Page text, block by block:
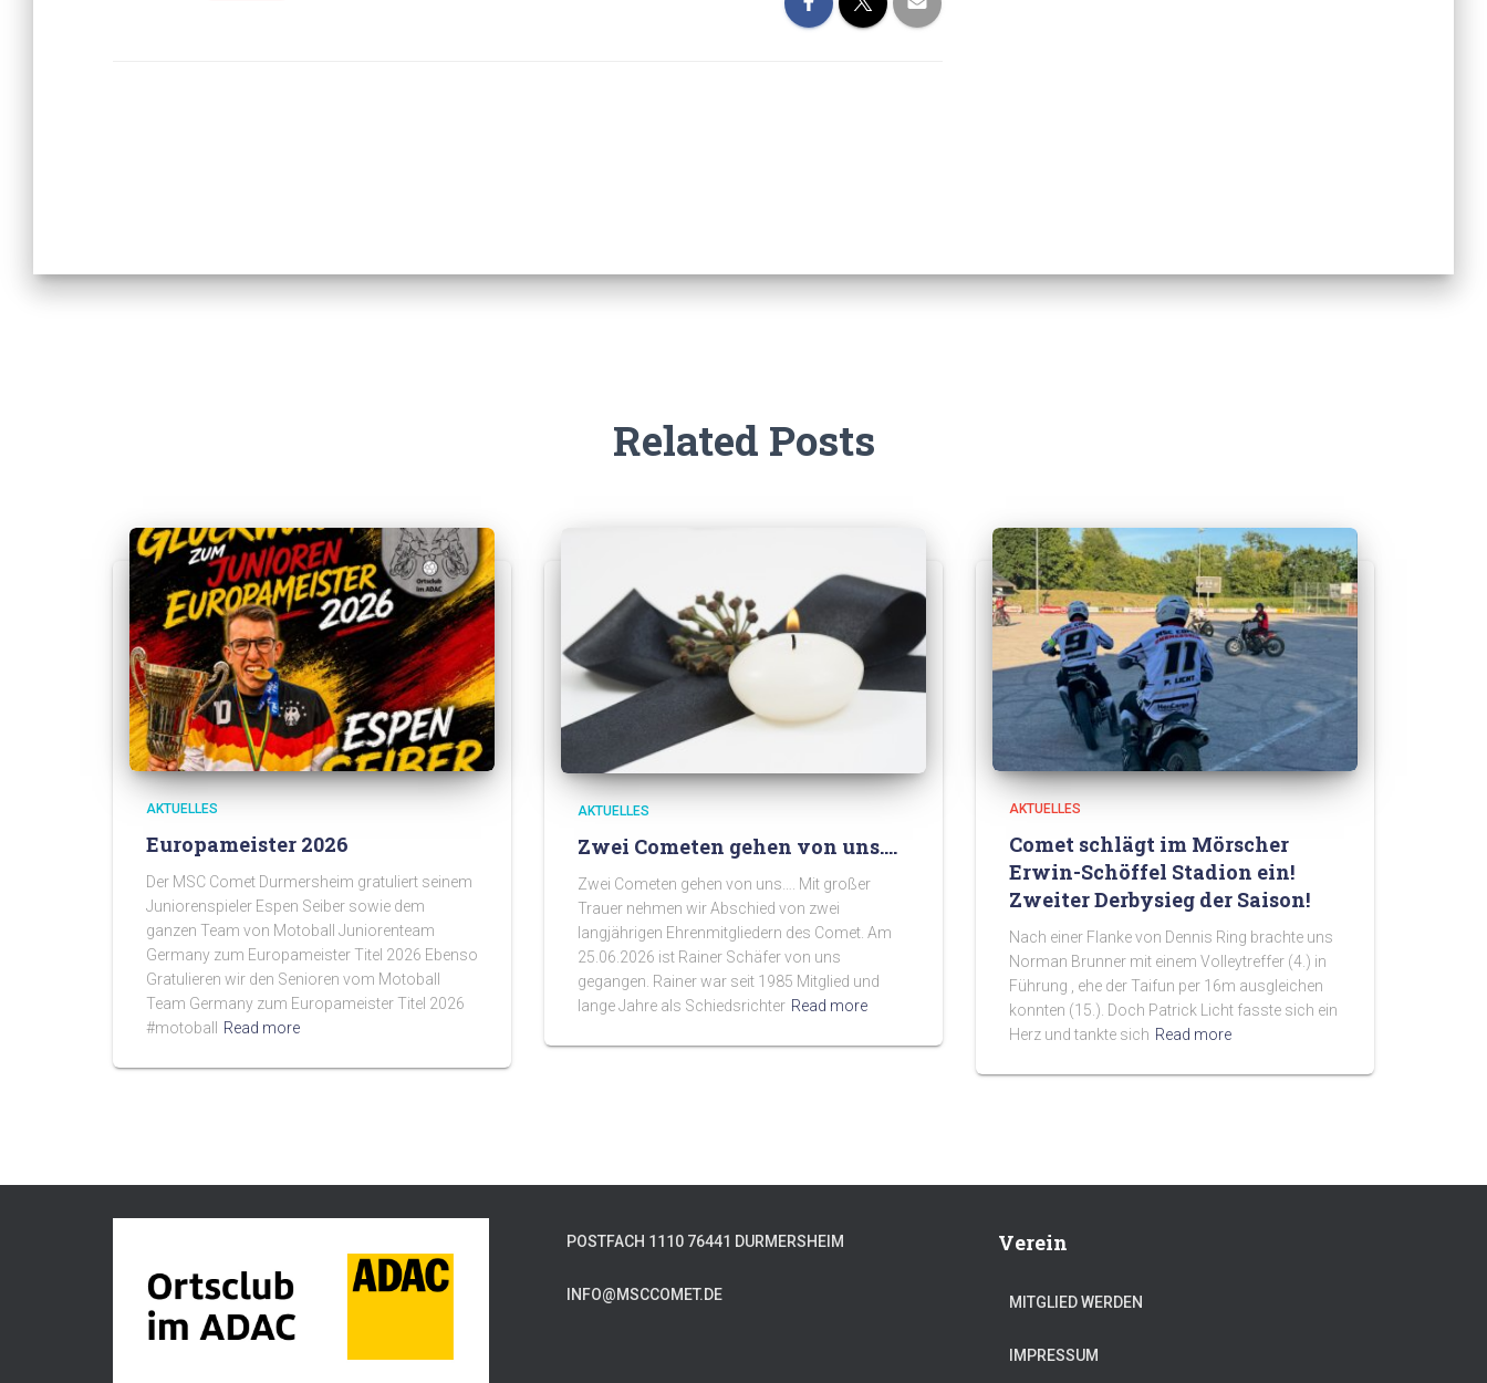
Related Posts
AKTUELLES
Europameister 2026
Der MSC Comet Durmersheim gratuliert seinem
Juniorenspieler Espen Seiber sowie dem
ganzen Team von Motoball Juniorenteam
Germany zum Europameister Titel 2026 Ebenso
Gratulieren wir den Senioren vom Motoball
Team Germany zum Europameister Titel 2026
#motoball
Read more
AKTUELLES
Zwei Cometen gehen von uns….
Zwei Cometen gehen von uns…. Mit großer
Trauer nehmen wir Abschied von zwei
langjährigen Ehrenmitgliedern des Comet. Am
25.06.2026 ist Rainer Schäfer von uns
gegangen. Rainer war seit 1985 Mitglied und
lange Jahre als Schiedsrichter Read more
AKTUELLES
Comet schlägt im Mörscher
Erwin-Schöffel Stadion ein!
Zweiter Derbysieg der Saison!
Nach einer Flanke von Dennis Ring brachte uns
Norman Brunner mit einem Volleytreffer (4.) in
Führung , ehe der Taifun per 16m ausgleichen
konnten (15.). Doch Patrick Licht fasste sich ein
Herz und tankte sich Read more
POSTFACH 1110 76441 DURMERSHEIM
INFO@MSCCOMET.DE
Verein
MITGLIED WERDEN
IMPRESSUM